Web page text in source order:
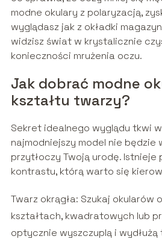
modne okulary z polaryzacją,
wyglądasz jak z okładki
widzisz świat w krystalicznie
konieczności mrużenia oczu.
Jak dobrać modne
kształtu twarzy?
Sekret idealnego wyglądu tkwi
najmodniejszy model nie będzie
przytłoczy Twoją urodę. Istnieje
kontrastu, którą warto się
Twarz okrągła: Szukaj okularów
kształtach, kwadratowych lub
optycznie wyszczuplą i wydłużą